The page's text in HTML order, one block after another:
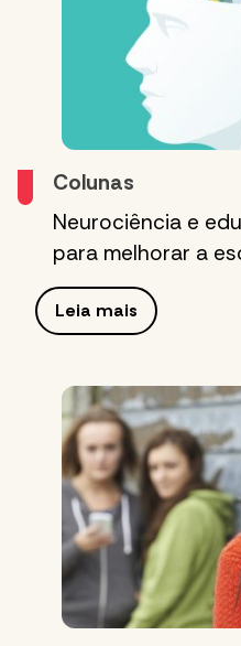
Colunas
Neurociência e
para melhorar a
Leia mais